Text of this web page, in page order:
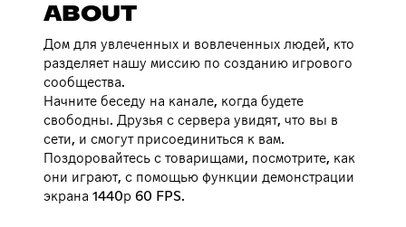
ABOUT
Дом для увлеченных и вовлеченных людей, кто
разделяет нашу миссию по созданию игрового
сообщества.
Начните беседу на канале, когда будете
свободны. Друзья с сервера увидят, что вы в
сети, и смогут присоединиться к вам.
Поздоровайтесь с товарищами, посмотрите, как
они играют, с помощью функции демонстрации
экрана 1440р 60 FPS.